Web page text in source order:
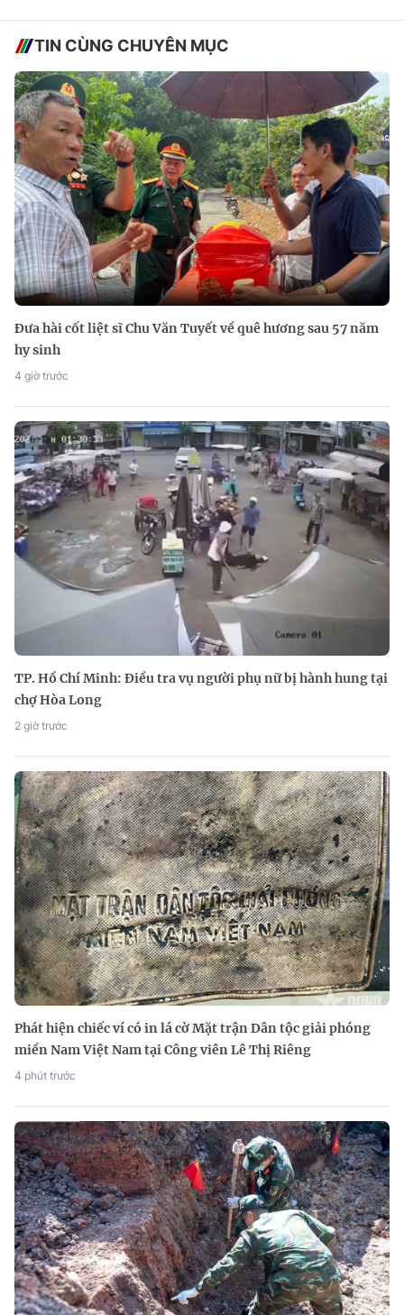
TIN CÙNG CHUYÊN MỤC
Đưa hài cốt liệt sĩ Chu Văn Tuyết về quê hương sau 57 năm
hy sinh
4 giờ trước
TP. Hồ Chí Minh: Điều tra vụ người phụ nữ bị hành hung tại
chợ Hòa Long
2 giờ trước
Phát hiện chiếc ví có in lá cờ Mặt trận Dân tộc giải phóng
miền Nam Việt Nam tại Công viên Lê Thị Riêng
4 phút trước